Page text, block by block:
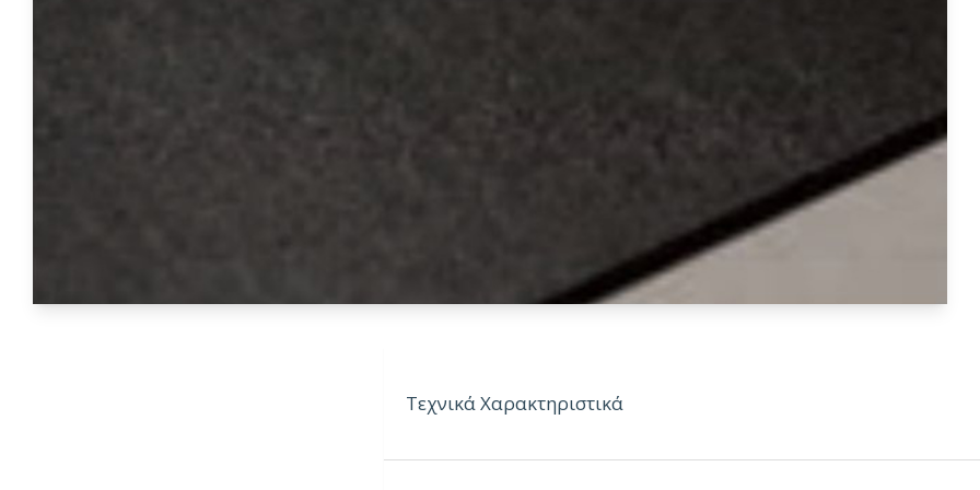
Τεχνικά Χαρακτηριστικά